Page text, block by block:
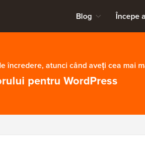
Blog Începe
încredere, atunci când aveți cea mai
pentru WordPress